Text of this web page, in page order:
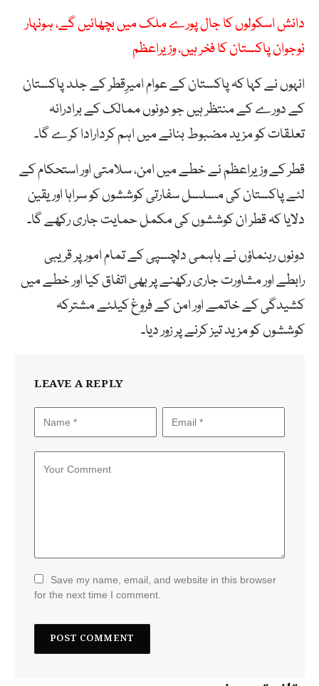
دانش اسکولوں کا جال پورے ملک میں بچھائیں گے، ہونہار
نوجوان پاکستان کا فخر ہیں، وزیراعظم
انہوں نے کہا کہ پاکستان کے عوام امیرِقطر کے جلد پاکستان
کے دورے کے منتظر ہیں جو دونوں ممالک کے برادرانہ
تعلقات کو مزید مضبوط بنانے میں اہم کردارادا کرے گا۔
قطر کے وزیراعظم نے خطے میں امن، سلامتی اور استحکام کے
لئے پاکستان کی مسلسل سفارتی کوششوں کو سراہا اور یقین
دلایا کہ قطر ان کوششوں کی مکمل حمایت جاری رکھے گا۔
دونوں رہنماؤں نے باہمی دلچسپی کے تمام امور پر قریبی
رابطے اور مشاورت جاری رکھنے پر بھی اتفاق کیا اور خطے میں
کشیدگی کے خاتمے اور امن کے فروغ کیلئے مشترکہ
کوششوں کو مزید تیز کرنے پر زور دیا۔
LEAVE A REPLY
Save my name, email, and website in this browser
for the next time I comment.